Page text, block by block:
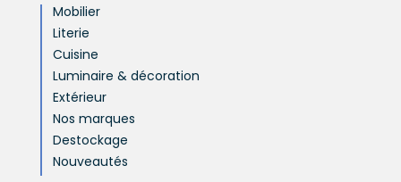
Mobilier
Literie
Cuisine
Luminaire & décoration
Extérieur
Nos marques
Destockage
Nouveautés